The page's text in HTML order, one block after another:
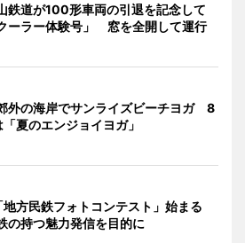
鉄道が100形車両の引退を記念して
ーラー体験号」 窓を全開して運行
外の海岸でサンライズビーチヨガ 8
「夏のエンジョイヨガ」
地方民鉄フォトコンテスト」始まる
の持つ魅力発信を目的に